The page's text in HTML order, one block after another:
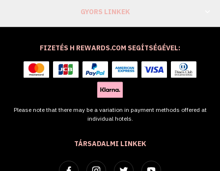
GYORS LINKEK
TÁRSADALMI LINKEK
FIZETÉS H REWARDS.COM SEGÍTSÉGÉVEL:
Please note that there may be a variation in payment methods offered at
individual hotels.